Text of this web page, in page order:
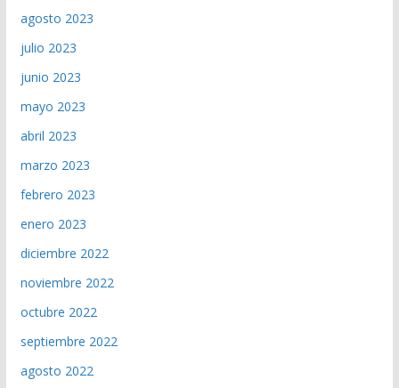
agosto 2023
julio 2023
junio 2023
mayo 2023
abril 2023
marzo 2023
febrero 2023
enero 2023
diciembre 2022
noviembre 2022
octubre 2022
septiembre 2022
agosto 2022